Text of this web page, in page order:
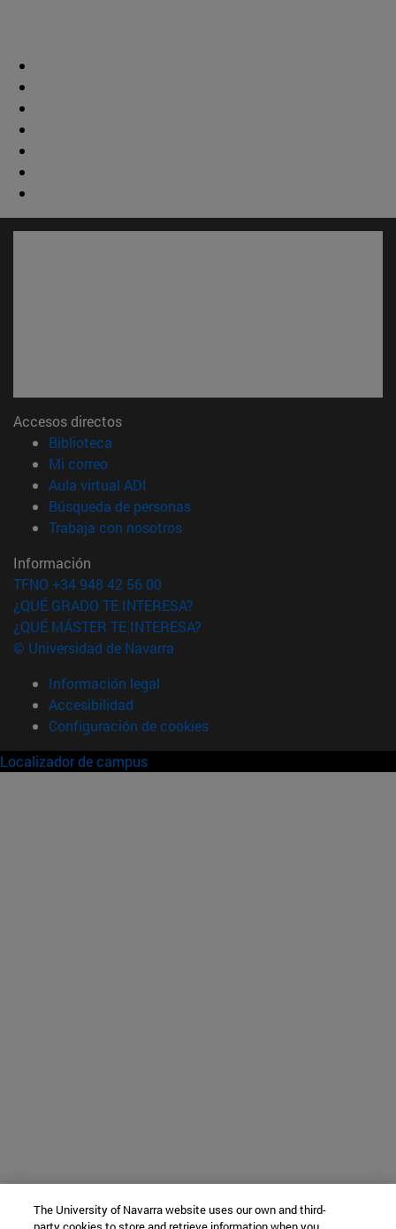
Accesos directos
Biblioteca
Mi correo(abre en nueva ventana)
Aula virtual ADI
Búsqueda de personas(abre en nueva ventana)
Trabaja con nosotros(abre en nueva ventana)
Información
TFNO +34 948 42 56 00
¿QUÉ GRADO TE INTERESA?
¿QUÉ MÁSTER TE INTERESA?
© Universidad de Navarra
Información legal
Accesibilidad
Configuración de cookies
Localizador de campus
The University of Navarra website uses our own and third-